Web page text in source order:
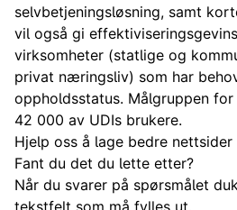
selvbetjeningsløsning, samt
vil også gi
virksomheter (statlige og
privat næringsliv) som har
oppholdsstatus. Målgruppen
42 000 av UDIs brukere.
Hjelp oss å lage bedre nettsider
Fant du det du lette etter?
Når du svarer på spørsmålet
tekstfelt som må fylles ut.